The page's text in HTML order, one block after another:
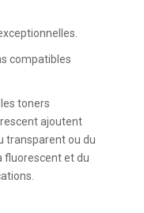
compatibles
toners
ajoutent
transparent ou du
fluorescent et du